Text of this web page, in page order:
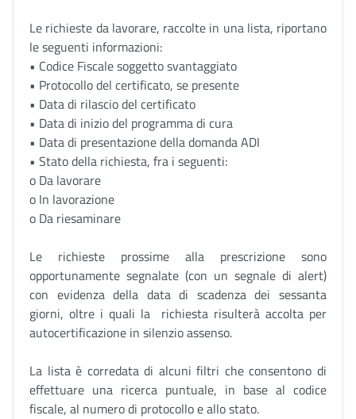
Le richieste da lavorare, raccolte in una lista, riportano
le seguenti informazioni:
• Codice Fiscale soggetto svantaggiato
• Protocollo del certificato, se presente
• Data di rilascio del certificato
• Data di inizio del programma di cura
• Data di presentazione della domanda ADI
• Stato della richiesta, fra i seguenti:
o Da lavorare
o In lavorazione
o Da riesaminare
Le richieste prossime alla prescrizione sono
opportunamente segnalate (con un segnale di alert)
con evidenza della data di scadenza dei sessanta
giorni, oltre i quali la richiesta risulterà accolta per
autocertificazione in silenzio assenso.
La lista è corredata di alcuni filtri che consentono di
effettuare una ricerca puntuale, in base al codice
fiscale, al numero di protocollo e allo stato.